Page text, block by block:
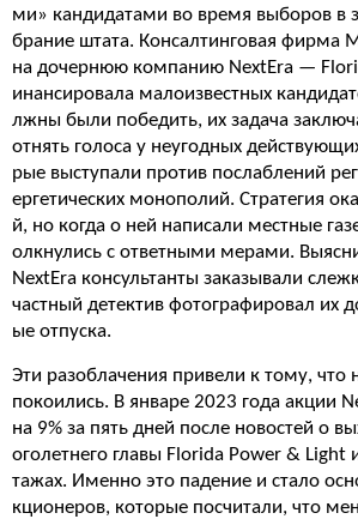
ми» кандидатами во время выборов в
брание штата. Консалтинговая фирма
на дочернюю компанию NextEra —
инансировала малоизвестных
лжны были победить, их задача
отнять голоса у неугодных
рые выступали против послаблений
ергетических монополий. Стратегия
й, но когда о ней написали местные
олкнулись с ответными мерами.
NextEra консультанты заказывали
частный детектив фотографировал их
ые отпуска.
Эти разоблачения привели к тому, что
покоились. В январе 2023 года акции
на 9% за пять дней после новостей о
оголетнего главы Florida Power & Light
тажах. Именно это падение и стало
кционеров, которые посчитали, что